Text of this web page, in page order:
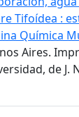
Tifoídea :
Química
Aires.
de J.